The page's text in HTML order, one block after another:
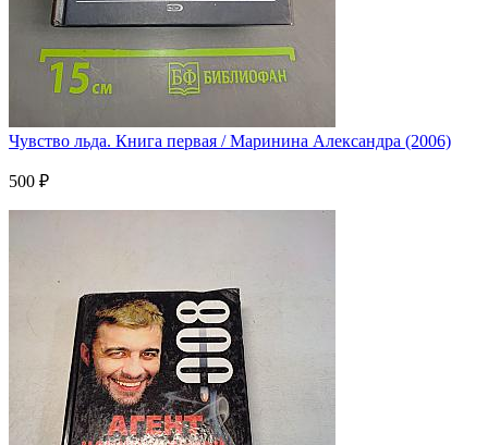
Чувство льда. Книга первая / Маринина Александра (2006)
500 ₽